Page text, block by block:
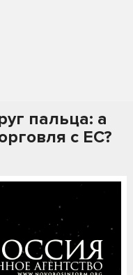
пальца: а
с ЕС?